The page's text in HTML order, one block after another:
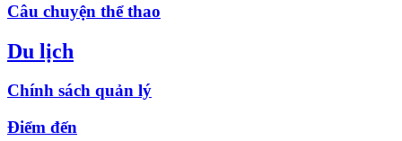
Câu chuyện thể thao
Du lịch
Chính sách quản lý
Điểm đến